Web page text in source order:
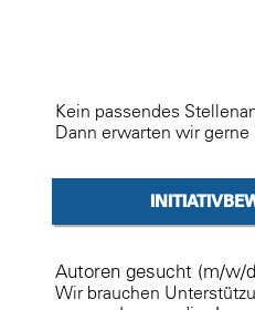
Kein passendes
Dann erwarten wir gerne
Autoren gesucht (m/w/
Wir brauchen